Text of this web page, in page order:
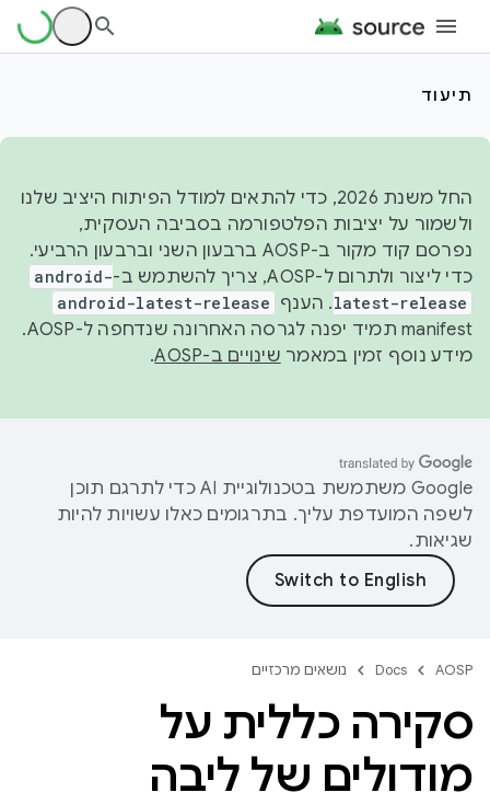
תיעוד
החל משנת 2026, כדי להתאים למודל הפיתוח היציב שלנו
ולשמור על יציבות הפלטפורמה בסביבה העסקית,
נפרסם קוד מקור ב-AOSP ברבעון השני וברבעון הרביעי.
כדי ליצור ולתרום ל-AOSP, צריך להשתמש ב-
android-
latest-release. הענף android-latest-release
manifest תמיד יפנה לגרסה האחרונה שנדחפה ל-AOSP.
מידע נוסף זמין במאמר שינויים ב-AOSP .
‫Google משתמשת בטכנולוגיית AI כדי לתרגם תוכן
לשפה המועדפת עליך. בתרגומים כאלו עשויות להיות
שגיאות.
AOSP
Docs נושאים מרכזיים
סקירה כללית על
מודולים של ליבה